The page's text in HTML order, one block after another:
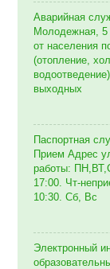
Аварийная
Молодежная, 5
от населения
(отопление,
выходных
Паспортная
Прием Адрес
работы:
17:00. Чт-
10:30. Сб, Вс
Электронный